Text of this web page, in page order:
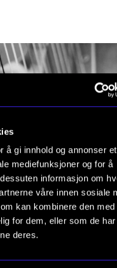
å gi innhold og annonser et
mediefunksjoner og for å
informasjon om
våre innen sosiale
kan kombinere den med
for dem, eller som de
deres.